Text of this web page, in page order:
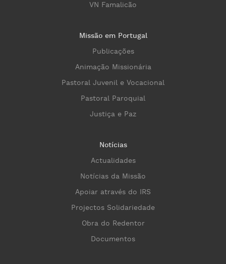
VN Famalicão
Missão em Portugal
Publicações
Animação Missionária
Pastoral Juvenil e Vocacional
Pastoral Paroquial
Justiça e Paz
Notícias
Actualidades
Notícias da Missão
Apoiar através do IRS
Projectos Solidariedade
Obra do Redentor
Documentos